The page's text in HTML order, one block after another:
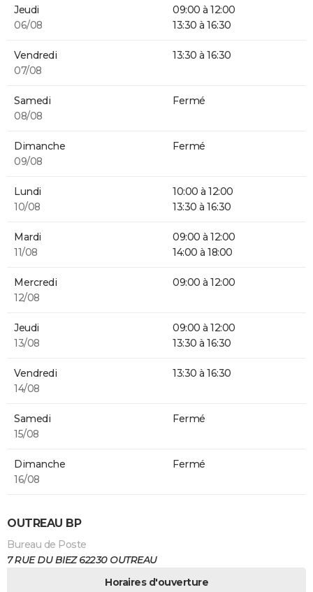
Jeudi
06/08
09:00 à 12:00
13:30 à 16:30
Vendredi
07/08
13:30 à 16:30
Samedi
08/08
Fermé
Dimanche
09/08
Fermé
Lundi
10/08
10:00 à 12:00
13:30 à 16:30
Mardi
11/08
09:00 à 12:00
14:00 à 18:00
Mercredi
12/08
09:00 à 12:00
Jeudi
13/08
09:00 à 12:00
13:30 à 16:30
Vendredi
14/08
13:30 à 16:30
Samedi
15/08
Fermé
Dimanche
16/08
Fermé
OUTREAU BP
Bureau de Poste
7 RUE DU BIEZ 62230 OUTREAU
Horaires d'ouverture